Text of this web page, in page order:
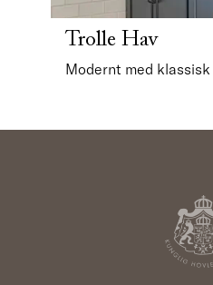
Trolle Hav
Modernt med